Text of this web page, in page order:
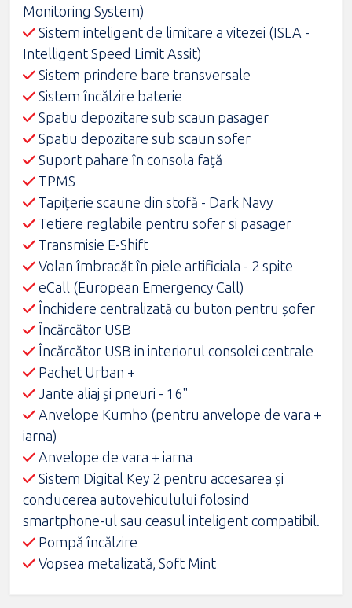
Monitoring System)
Sistem inteligent de limitare a vitezei (ISLA -
Intelligent Speed Limit Assit)
Sistem prindere bare transversale
Sistem încălzire baterie
Spatiu depozitare sub scaun pasager
Spatiu depozitare sub scaun sofer
Suport pahare în consola faţă
TPMS
Tapiţerie scaune din stofă - Dark Navy
Tetiere reglabile pentru sofer si pasager
Transmisie E-Shift
Volan îmbracăt în piele artificiala - 2 spite
eCall (European Emergency Call)
Închidere centralizată cu buton pentru șofer
Încărcător USB
Încărcător USB in interiorul consolei centrale
Pachet Urban +
Jante aliaj şi pneuri - 16"
Anvelope Kumho (pentru anvelope de vara +
iarna)
Anvelope de vara + iarna
Sistem Digital Key 2 pentru accesarea și
conducerea autovehiculului folosind
smartphone-ul sau ceasul inteligent compatibil.
Pompă încălzire
Vopsea metalizată, Soft Mint